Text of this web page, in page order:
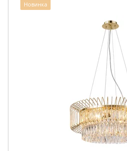
Новинка